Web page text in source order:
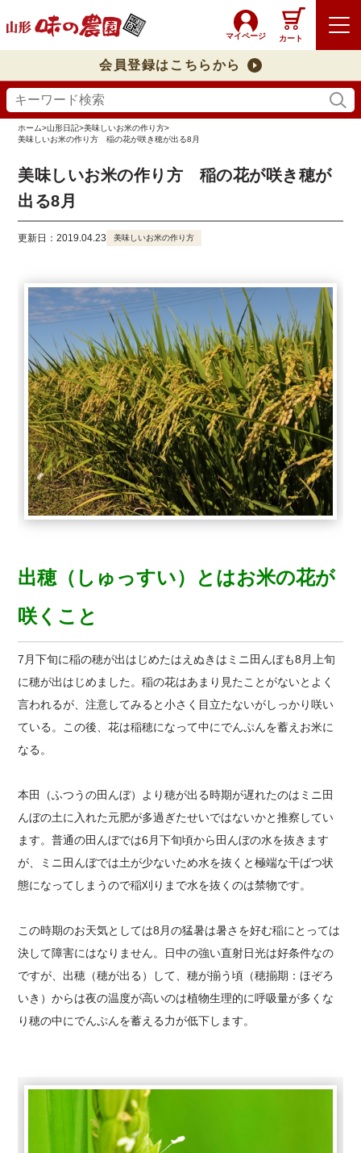
マイページ カート
会員登録はこちらから
ホーム>山形日記>美味しいお米の作り方>
美味しいお米の作り方 稲の花が咲き穂が出る8月
美味しいお米の作り方 稲の花が咲き穂が
出る8月
更新日：2019.04.23 美味しいお米の作り方
出穂（しゅっすい）とはお米の花が
咲くこと
7月下旬に稲の穂が出はじめたはえぬきはミニ田んぼも8月上旬
に穂が出はじめました。稲の花はあまり見たことがないとよく
言われるが、注意してみると小さく目立たないがしっかり咲い
ている。この後、花は稲穂になって中にでんぷんを蓄えお米に
なる。
本田（ふつうの田んぼ）より穂が出る時期が遅れたのはミニ田
んぼの土に入れた元肥が多過ぎたせいではないかと推察してい
ます。普通の田んぼでは6月下旬頃から田んぼの水を抜きます
が、ミニ田んぼでは土が少ないため水を抜くと極端な干ばつ状
態になってしまうので稲刈りまで水を抜くのは禁物です。
この時期のお天気としては8月の猛暑は暑さを好む稲にとっては
決して障害にはなりません。日中の強い直射日光は好条件なの
ですが、出穂（穂が出る）して、穂が揃う頃（穂揃期：ほぞろ
いき）からは夜の温度が高いのは植物生理的に呼吸量が多くな
り穂の中にでんぷんを蓄える力が低下します。